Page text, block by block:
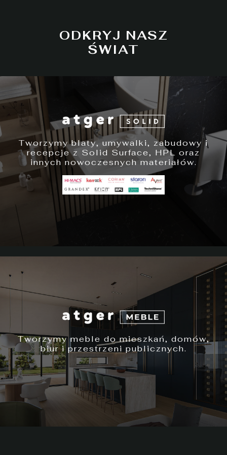
ODKRYJ NASZ
ŚWIAT
Tworzymy blaty, umywalki, zabudowy i
recepcje z Solid Surface, HPL oraz
innych nowoczesnych materiałów.
Tworzymy meble do mieszkań, domów,
biur i przestrzeni publicznych.